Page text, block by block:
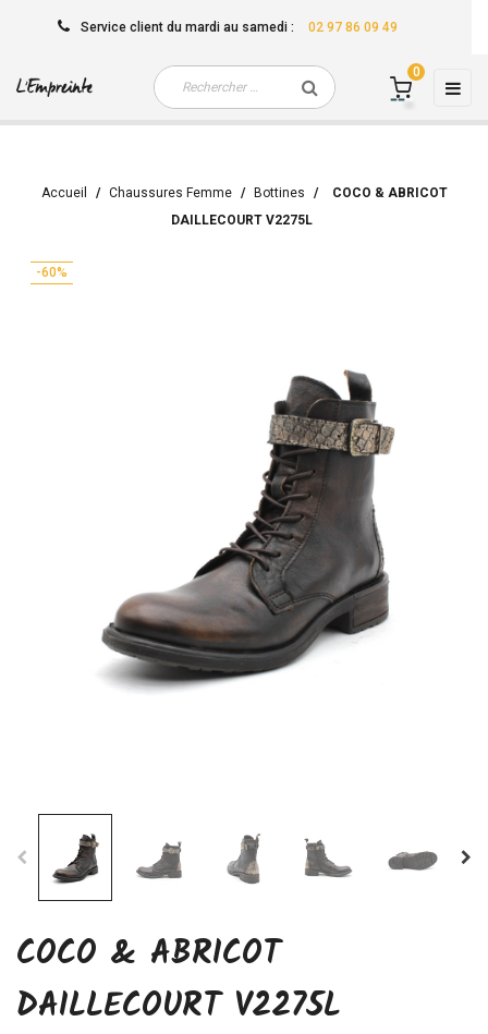
Service client du mardi au samedi : 02 97 86 09 49
☰
0
Accueil Chaussures Femme Bottines
COCO & ABRICOT
DAILLECOURT V2275L
-60%
COCO & ABRICOT
DAILLECOURT V2275L